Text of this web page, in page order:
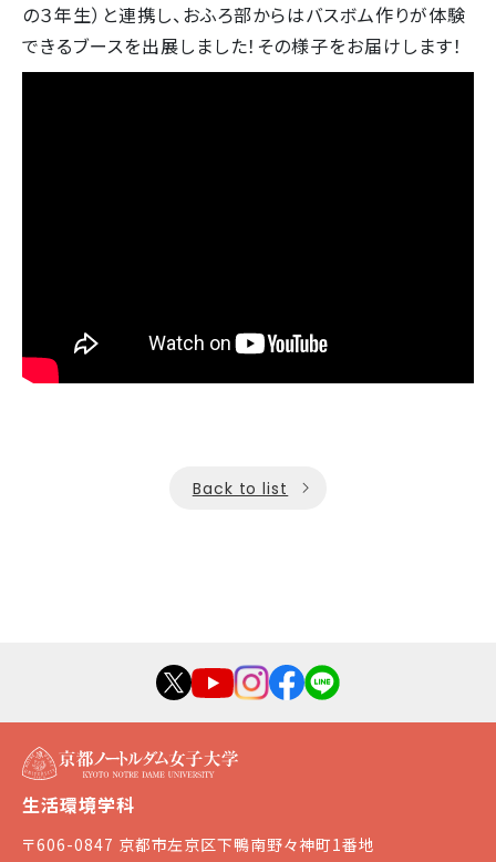
の３年生）と連携し、おふろ部からはバスボム作りが体験
できるブースを出展しました！その様子をお届けします！
Back to list
生活環境学科
〒606-0847 京都市左京区下鴨南野々神町1番地